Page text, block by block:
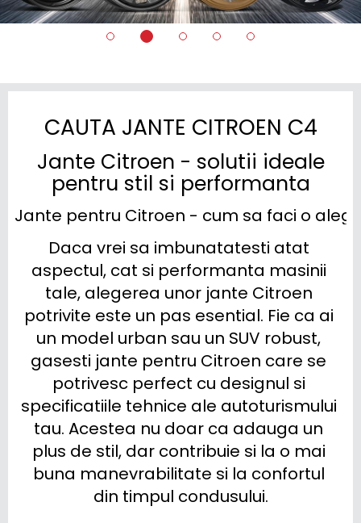
CAUTA JANTE CITROEN C4
Jante Citroen - solutii ideale
pentru stil si performanta
Jante pentru Citroen - cum sa faci o
Daca vrei sa imbunatatesti atat
aspectul, cat si performanta masinii
tale, alegerea unor jante Citroen
potrivite este un pas esential. Fie ca ai
un model urban sau un SUV robust,
gasesti jante pentru Citroen care se
potrivesc perfect cu designul si
specificatiile tehnice ale autoturismului
tau. Acestea nu doar ca adauga un
plus de stil, dar contribuie si la o mai
buna manevrabilitate si la confortul
din timpul condusului.